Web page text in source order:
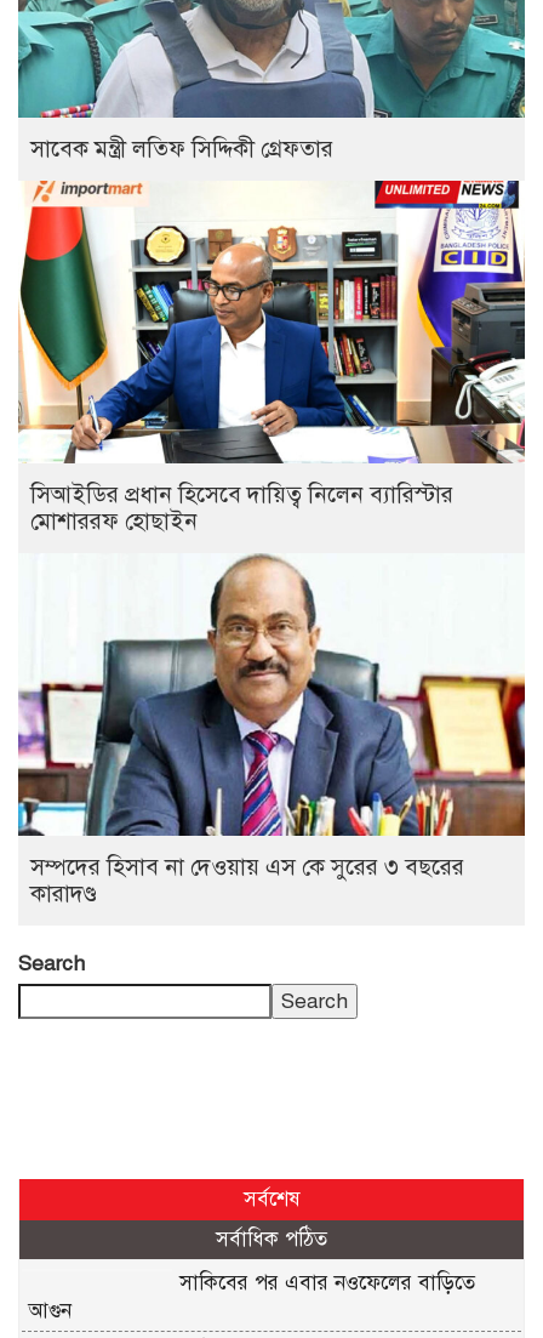
সাবেক মন্ত্রী লতিফ সিদ্দিকী গ্রেফতার
সিআইডির প্রধান হিসেবে দায়িত্ব নিলেন ব্যারিস্টার
মোশাররফ হোছাইন
সম্পদের হিসাব না দেওয়ায় এস কে সুরের ৩ বছরের
কারাদণ্ড
Search
Search
সর্বশেষ
সর্বাধিক পঠিত
সাকিবের পর এবার নওফেলের বাড়িতে
আগুন